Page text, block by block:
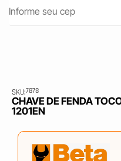
SKU:7878
CHAVE DE FENDA
1201EN